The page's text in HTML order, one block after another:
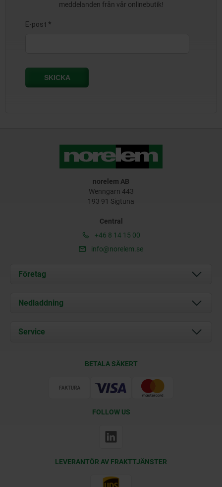
meddelanden från vår onlinebutik!
norelem AB
Wenngarn 443
193 91 Sigtuna
Central
+46 8 14 15 00
info@norelem.se
Företag
Om oss
Kontakt
Nedladdning
Documents
Service
BETALA SÄKERT
FOLLOW US
LEVERANTÖR AV FRAKTTJÄNSTER